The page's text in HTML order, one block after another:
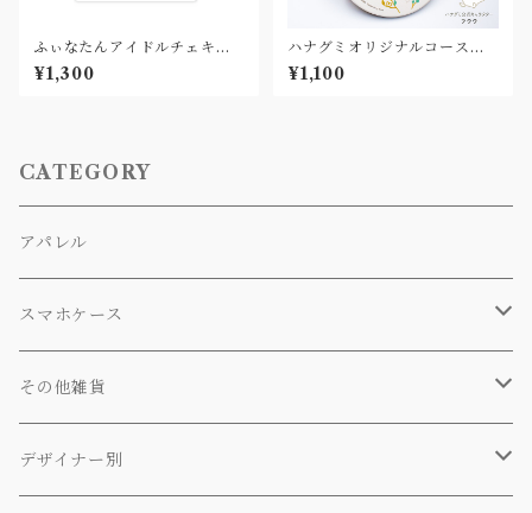
ふぃなたんアイドルチェキ風
スマホステッカー(4周年記念
グッズ)
¥1,300
ハナグミオリジナルコースタ
ー✨2color
¥1,100
CATEGORY
アパレル
スマホケース
背面カバー
手帳型カバー
その他雑貨
トートバッグ
デザイナー別